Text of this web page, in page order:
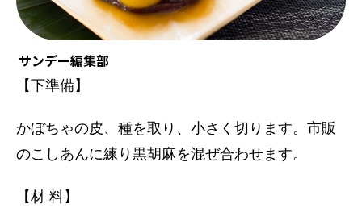
サンデー編集部
【下準備】
かぼちゃの皮、種を取り、小さく切ります。市販
のこしあんに練り黒胡麻を混ぜ合わせます。
【材 料】